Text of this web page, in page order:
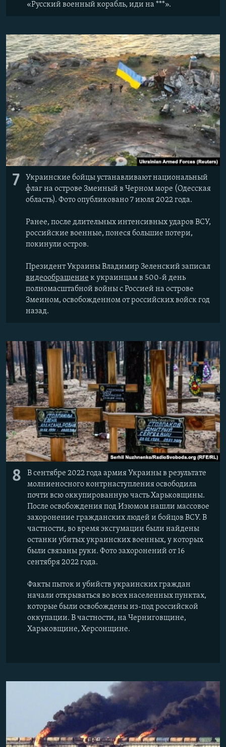
«Русский военный корабль, иди на ***».
7
Украинские бойцы устанавливают национальный
флаг на острове Змеиный в Черном море (Одесская
область). Фото опубликовано 7 июля 2022 года.
Ранее, после длительных интенсивных ударов ВСУ,
российские военные, понеся большие потери,
покинули остров.
Президент Украины Владимир Зеленский записал
видеообращение к украинцам в 500-й день
полномасштабной войны с Россией на острове
Змеином, освобожденном от российских войск год
назад.
8
В сентябре 2022 года армия Украины в результате
молниеносного контрнаступления освободила
почти всю оккупированную часть Харьковщины.
После освобождения под Изюмом нашли массовое
захоронение гражданских людей и бойцов ВСУ. В
частности, во время эксгумации были найдены
останки убитых украинских военных, у которых
были связаны руки. Фото захоронений от 16
сентября 2022 года.
Факты пыток и убийств украинских граждан
начали открываться во всех населенных пунктах,
которые были освобождены из-под российской
оккупации. В частности, на Черниговщине,
Харьковщине, Херсонщине.